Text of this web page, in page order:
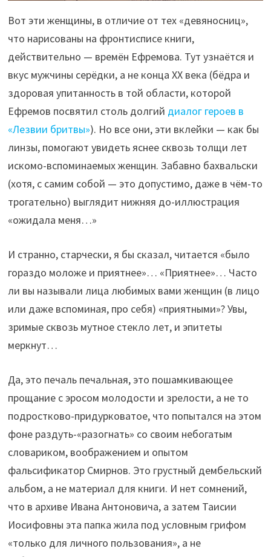
Вот эти женщины, в отличие от тех «девяносниц»,
что нарисованы на фронтисписе книги,
действительно — времён Ефремова. Тут узнаётся и
вкус мужчины серёдки, а не конца ХХ века (бёдра и
здоровая упитанность в той области, которой
Ефремов посвятил столь долгий диалог героев в
«Лезвии бритвы»). Но все они, эти вклейки — как бы
линзы, помогают увидеть яснее сквозь толщи лет
искомо-вспоминаемых женщин. Забавно бахвальски
(хотя, с самим собой — это допустимо, даже в чём-то
трогательно) выглядит нижняя до-иллюстрация
«ожидала меня…»
И странно, старчески, я бы сказал, читается «было
гораздо моложе и приятнее»… «Приятнее»… Часто
ли вы называли лица любимых вами женщин (в лицо
или даже вспоминая, про себя) «приятными»? Увы,
зримые сквозь мутное стекло лет, и эпитеты
меркнут…
Да, это печаль печальная, это пошамкивающее
прощание с эросом молодости и зрелости, а не то
подростково-придурковатое, что попытался на этом
фоне раздуть-«разогнать» со своим небогатым
словариком, воображением и опытом
фальсификатор Смирнов. Это грустный дембельский
альбом, а не материал для книги. И нет сомнений,
что в архиве Ивана Антоновича, а затем Таисии
Иосифовны эта папка жила под условным грифом
«только для личного пользования», а не